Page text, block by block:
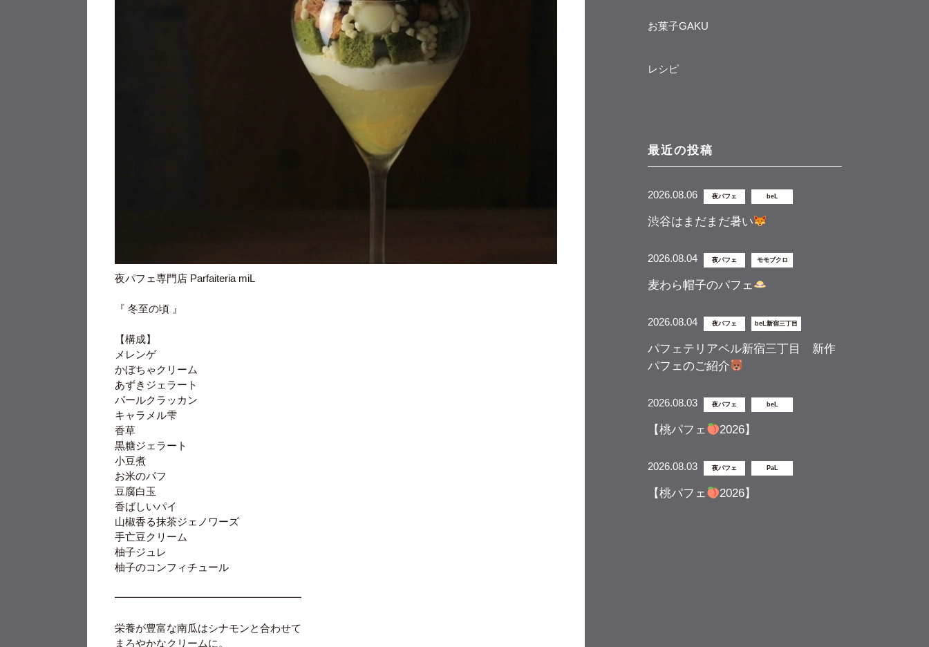
夜パフェ専門店 Parfaiteria miL
『 冬至の頃 』
【構成】
メレンゲ
かぼちゃクリーム
あずきジェラート
パールクラッカン
キャラメル雫
香草
黒糖ジェラート
小豆煮
お米のパフ
豆腐白玉
香ばしいパイ
山椒香る抹茶ジェノワーズ
手亡豆クリーム
柚子ジュレ
柚子のコンフィチュール
━━━━━━━━━━━━━━━━━━
栄養が豊富な南瓜はシナモンと合わせて
まろやかなクリームに。
お菓子GAKU
レシピ
最近の投稿
2026.08.06 夜パフェ beL
渋谷はまだまだ暑い
2026.08.04 夜パフェ モモブクロ
麦わら帽子のパフェ
2026.08.04 夜パフェ beL新宿三丁目
パフェテリアベル新宿三丁目 新作
パフェのご紹介
2026.08.03 夜パフェ beL
【桃パフェ 2026】
2026.08.03 夜パフェ PaL
【桃パフェ 2026】